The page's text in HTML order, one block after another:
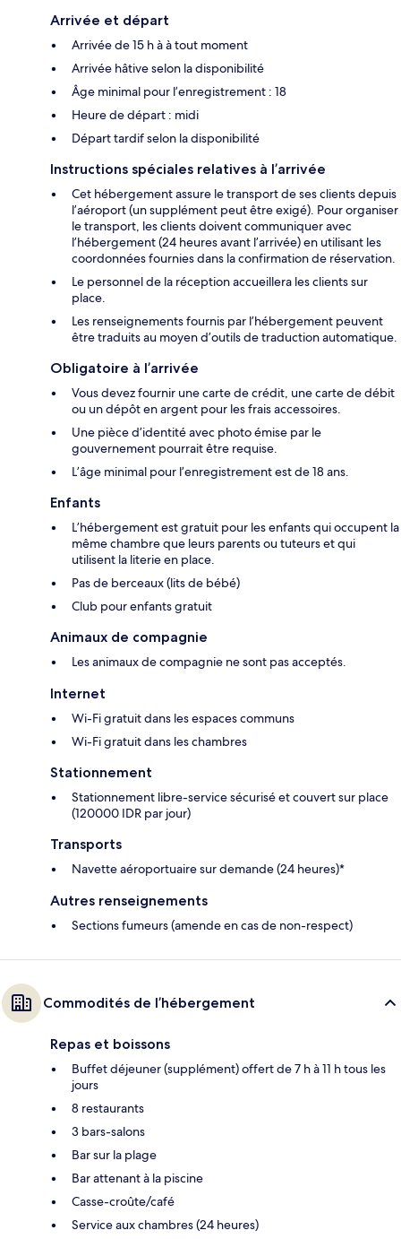
Arrivée et départ
Arrivée de 15 h à à tout moment
Arrivée hâtive selon la disponibilité
Âge minimal pour l’enregistrement : 18
Heure de départ : midi
Départ tardif selon la disponibilité
Instructions spéciales relatives à l’arrivée
Cet hébergement assure le transport de ses clients depuis
l’aéroport (un supplément peut être exigé). Pour organiser
le transport, les clients doivent communiquer avec
l’hébergement (24 heures avant l’arrivée) en utilisant les
coordonnées fournies dans la confirmation de réservation.
Le personnel de la réception accueillera les clients sur
place.
Les renseignements fournis par l’hébergement peuvent
être traduits au moyen d’outils de traduction automatique.
Obligatoire à l’arrivée
Vous devez fournir une carte de crédit, une carte de débit
ou un dépôt en argent pour les frais accessoires.
Une pièce d’identité avec photo émise par le
gouvernement pourrait être requise.
L’âge minimal pour l’enregistrement est de 18 ans.
Enfants
L’hébergement est gratuit pour les enfants qui occupent la
même chambre que leurs parents ou tuteurs et qui
utilisent la literie en place.
Pas de berceaux (lits de bébé)
Club pour enfants gratuit
Animaux de compagnie
Les animaux de compagnie ne sont pas acceptés.
Internet
Wi-Fi gratuit dans les espaces communs
Wi-Fi gratuit dans les chambres
Stationnement
Stationnement libre-service sécurisé et couvert sur place
(120000 IDR par jour)
Transports
Navette aéroportuaire sur demande (24 heures)*
Autres renseignements
Sections fumeurs (amende en cas de non-respect)
Commodités de l’hébergement
Repas et boissons
Buffet déjeuner (supplément) offert de 7 h à 11 h tous les
jours
8 restaurants
3 bars-salons
Bar sur la plage
Bar attenant à la piscine
Casse-croûte/café
Service aux chambres (24 heures)